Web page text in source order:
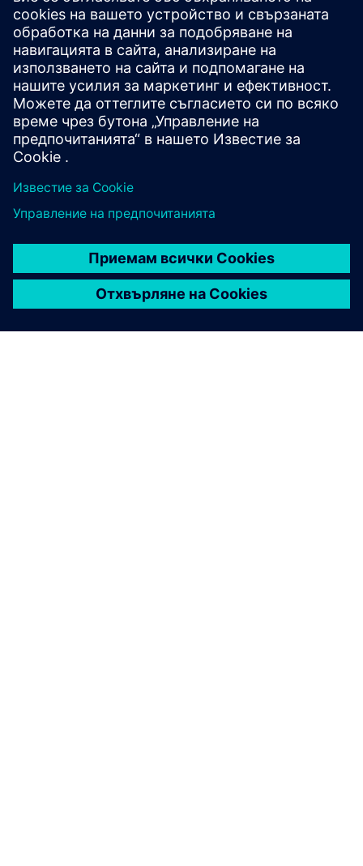
Cybersecurity за промишлеността
Информация Security
сигурността
За да се защитят инсталациите, системите, машините и
мрежите срещу киберзаплахи, е необходимо да се
прилага и да се поддържа непрекъснато цялостна,
съвременна концепция за индустриална сигурност.
Продуктите и решенията на Siemens формират само
един елемент от подобна концепция. За повече
информация относно индустриалната сигурност, моля
посетете.
Научете повече